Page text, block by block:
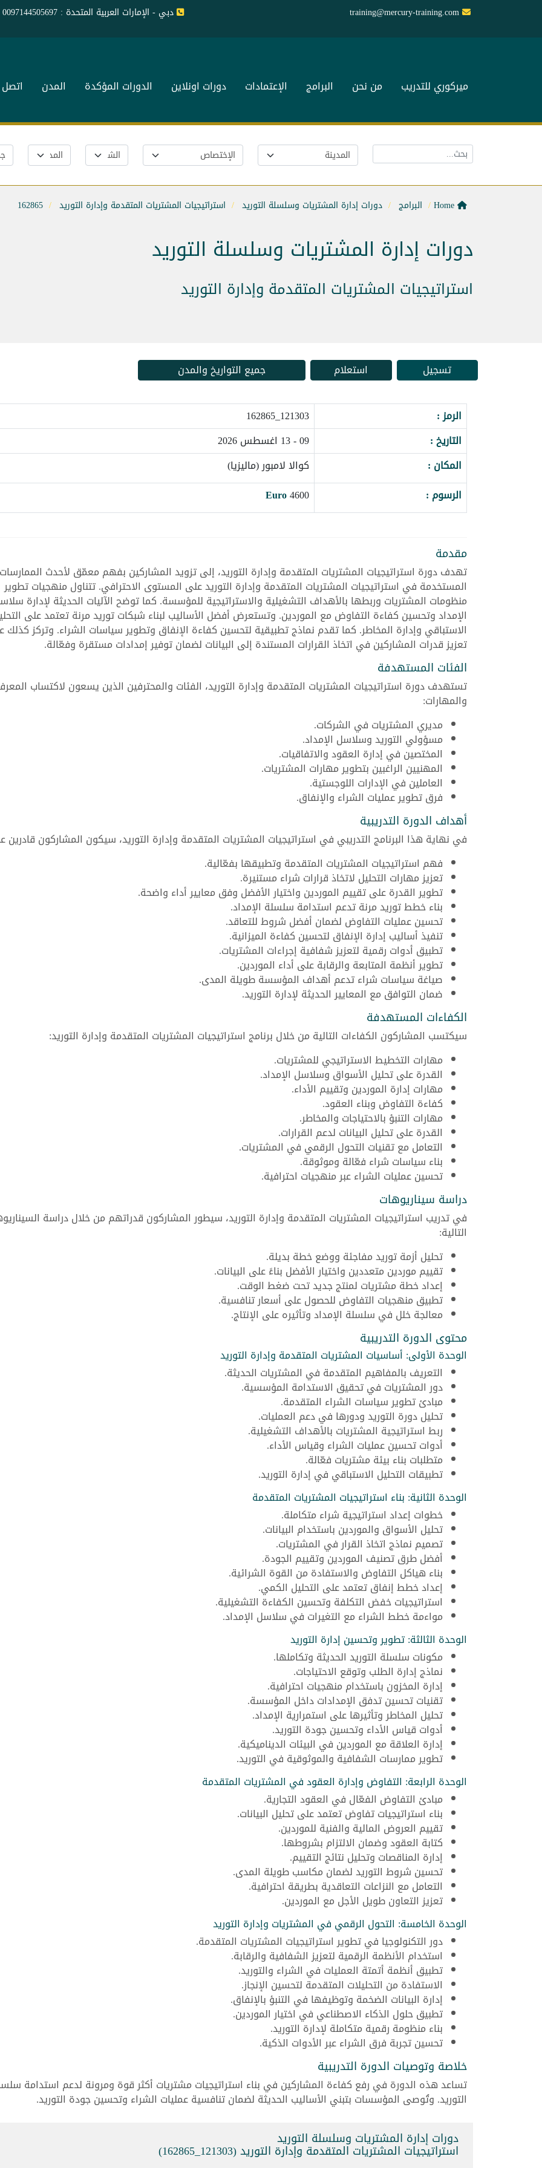
training@mercury-training.com دبي - الإمارات العربية المتحدة : 0097144505697
ميركوري للتدريب من نحن البرامج الإعتمادات دورات اونلاين الدورات المؤكدة المدن اتصل
البرامج دورات إدارة المشتريات وسلسلة التوريد استراتيجيات المشتريات المتقدمة وإدارة التوريد 162865
دورات إدارة المشتريات وسلسلة التوريد
استراتيجيات المشتريات المتقدمة وإدارة التوريد
تسجيل استعلام جميع التواريخ والمدن
الرمز :
121303_162865
التاريخ :
09 - 13 اغسطس 2026
المكان :
كوالا لامبور (ماليزيا)
الرسوم :
4600
Euro
مقدمة
تهدف دورة استراتيجيات المشتريات المتقدمة وإدارة التوريد، إلى تزويد المشاركين بفهم معمّق لأحدث الممارسات
المستخدمة في استراتيجيات المشتريات المتقدمة وإدارة التوريد على المستوى الاحترافي. تتناول منهجيات تطوير
منظومات المشتريات وربطها بالأهداف التشغيلية والاستراتيجية للمؤسسة. كما توضح الآليات الحديثة لإدارة
الإمداد وتحسين كفاءة التفاوض مع الموردين. وتستعرض أفضل الأساليب لبناء شبكات توريد مرنة تعتمد على
الاستباقي وإدارة المخاطر. كما تقدم نماذج تطبيقية لتحسين كفاءة الإنفاق وتطوير سياسات الشراء. وتركز كذلك
تعزيز قدرات المشاركين في اتخاذ القرارات المستندة إلى البيانات لضمان توفير إمدادات مستقرة وفعّالة.
الفئات المستهدفة
تستهدف دورة استراتيجيات المشتريات المتقدمة وإدارة التوريد، الفئات والمحترفين الذين يسعون لاكتساب
والمهارات:
مديري المشتريات في الشركات.
مسؤولي التوريد وسلاسل الإمداد.
المختصين في إدارة العقود والاتفاقيات.
المهنيين الراغبين بتطوير مهارات المشتريات.
العاملين في الإدارات اللوجستية.
فرق تطوير عمليات الشراء والإنفاق.
أهداف الدورة التدريبية
في نهاية هذا البرنامج التدريبي في استراتيجيات المشتريات المتقدمة وإدارة التوريد، سيكون المشاركون قادرين
فهم استراتيجيات المشتريات المتقدمة وتطبيقها بفعّالية.
تعزيز مهارات التحليل لاتخاذ قرارات شراء مستنيرة.
تطوير القدرة على تقييم الموردين واختيار الأفضل وفق معايير أداء واضحة.
بناء خطط توريد مرنة تدعم استدامة سلسلة الإمداد.
تحسين عمليات التفاوض لضمان أفضل شروط للتعاقد.
تنفيذ أساليب إدارة الإنفاق لتحسين كفاءة الميزانية.
تطبيق أدوات رقمية لتعزيز شفافية إجراءات المشتريات.
تطوير أنظمة المتابعة والرقابة على أداء الموردين.
صياغة سياسات شراء تدعم أهداف المؤسسة طويلة المدى.
ضمان التوافق مع المعايير الحديثة لإدارة التوريد.
الكفاءات المستهدفة
سيكتسب المشاركون الكفاءات التالية من خلال برنامج استراتيجيات المشتريات المتقدمة وإدارة التوريد:
مهارات التخطيط الاستراتيجي للمشتريات.
القدرة على تحليل الأسواق وسلاسل الإمداد.
مهارات إدارة الموردين وتقييم الأداء.
كفاءة التفاوض وبناء العقود.
مهارات التنبؤ بالاحتياجات والمخاطر.
القدرة على تحليل البيانات لدعم القرارات.
التعامل مع تقنيات التحول الرقمي في المشتريات.
بناء سياسات شراء فعّالة وموثوقة.
تحسين عمليات الشراء عبر منهجيات احترافية.
دراسة سيناريوهات
في تدريب استراتيجيات المشتريات المتقدمة وإدارة التوريد، سيطور المشاركون قدراتهم من خلال دراسة
التالية:
تحليل أزمة توريد مفاجئة ووضع خطة بديلة.
تقييم موردين متعددين واختيار الأفضل بناءً على البيانات.
إعداد خطة مشتريات لمنتج جديد تحت ضغط الوقت.
تطبيق منهجيات التفاوض للحصول على أسعار تنافسية.
معالجة خلل في سلسلة الإمداد وتأثيره على الإنتاج.
محتوى الدورة التدريبية
الوحدة الأولى: أساسيات المشتريات المتقدمة وإدارة التوريد
التعريف بالمفاهيم المتقدمة في المشتريات الحديثة.
دور المشتريات في تحقيق الاستدامة المؤسسية.
مبادئ تطوير سياسات الشراء المتقدمة.
تحليل دورة التوريد ودورها في دعم العمليات.
ربط استراتيجية المشتريات بالأهداف التشغيلية.
أدوات تحسين عمليات الشراء وقياس الأداء.
متطلبات بناء بيئة مشتريات فعّالة.
تطبيقات التحليل الاستباقي في إدارة التوريد.
الوحدة الثانية: بناء استراتيجيات المشتريات المتقدمة
خطوات إعداد استراتيجية شراء متكاملة.
تحليل الأسواق والموردين باستخدام البيانات.
تصميم نماذج اتخاذ القرار في المشتريات.
أفضل طرق تصنيف الموردين وتقييم الجودة.
بناء هياكل التفاوض والاستفادة من القوة الشرائية.
إعداد خطط إنفاق تعتمد على التحليل الكمي.
استراتيجيات خفض التكلفة وتحسين الكفاءة التشغيلية.
مواءمة خطط الشراء مع التغيرات في سلاسل الإمداد.
الوحدة الثالثة: تطوير وتحسين إدارة التوريد
مكونات سلسلة التوريد الحديثة وتكاملها.
نماذج إدارة الطلب وتوقع الاحتياجات.
إدارة المخزون باستخدام منهجيات احترافية.
تقنيات تحسين تدفق الإمدادات داخل المؤسسة.
تحليل المخاطر وتأثيرها على استمرارية الإمداد.
أدوات قياس الأداء وتحسين جودة التوريد.
إدارة العلاقة مع الموردين في البيئات الديناميكية.
تطوير ممارسات الشفافية والموثوقية في التوريد.
الوحدة الرابعة: التفاوض وإدارة العقود في المشتريات المتقدمة
مبادئ التفاوض الفعّال في العقود التجارية.
بناء استراتيجيات تفاوض تعتمد على تحليل البيانات.
تقييم العروض المالية والفنية للموردين.
كتابة العقود وضمان الالتزام بشروطها.
إدارة المناقصات وتحليل نتائج التقييم.
تحسين شروط التوريد لضمان مكاسب طويلة المدى.
التعامل مع النزاعات التعاقدية بطريقة احترافية.
تعزيز التعاون طويل الأجل مع الموردين.
الوحدة الخامسة: التحول الرقمي في المشتريات وإدارة التوريد
دور التكنولوجيا في تطوير استراتيجيات المشتريات المتقدمة.
استخدام الأنظمة الرقمية لتعزيز الشفافية والرقابة.
تطبيق أنظمة أتمتة العمليات في الشراء والتوريد.
الاستفادة من التحليلات المتقدمة لتحسين الإنجاز.
إدارة البيانات الضخمة وتوظيفها في التنبؤ بالإنفاق.
تطبيق حلول الذكاء الاصطناعي في اختيار الموردين.
بناء منظومة رقمية متكاملة لإدارة التوريد.
تحسين تجربة فرق الشراء عبر الأدوات الذكية.
خلاصة وتوصيات الدورة التدريبية
تساعد هذه الدورة في رفع كفاءة المشاركين في بناء استراتيجيات مشتريات أكثر قوة ومرونة لدعم استدامة
التوريد. وتُوصى المؤسسات بتبني الأساليب الحديثة لضمان تنافسية عمليات الشراء وتحسين جودة التوريد.
دورات إدارة المشتريات وسلسلة التوريد
استراتيجيات المشتريات المتقدمة وإدارة التوريد (121303_162865)